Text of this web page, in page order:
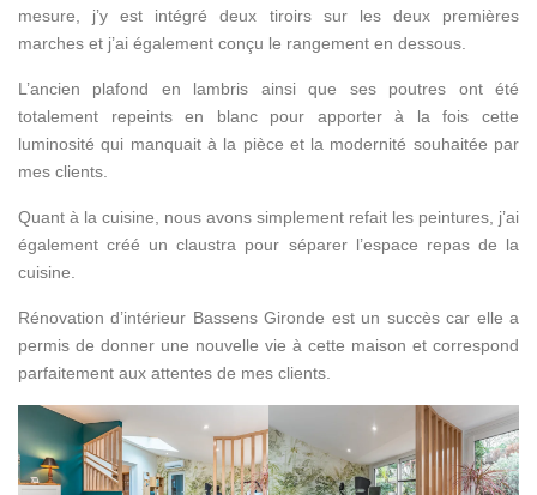
mesure, j’y est intégré deux tiroirs sur les deux premières
marches et j’ai également conçu le rangement en dessous.
L’ancien plafond en lambris ainsi que ses poutres ont été
totalement repeints en blanc pour apporter à la fois cette
luminosité qui manquait à la pièce et la modernité souhaitée par
mes clients.
Quant à la cuisine, nous avons simplement refait les peintures, j’ai
également créé un claustra pour séparer l’espace repas de la
cuisine.
Rénovation d’intérieur Bassens Gironde est un succès car elle a
permis de donner une nouvelle vie à cette maison et correspond
parfaitement aux attentes de mes clients.